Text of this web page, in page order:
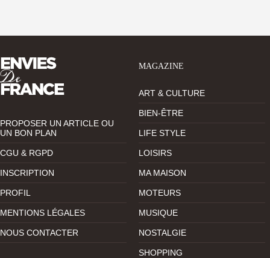
PROPOSER UN ARTICLE OU
UN BON PLAN
CGU & RGPD
INSCRIPTION
PROFIL
MENTIONS LÉGALES
NOUS CONTACTER
MAGAZINE
ART & CULTURE
BIEN-ÊTRE
LIFE STYLE
LOISIRS
MA MAISON
MOTEURS
MUSIQUE
NOSTALGIE
SHOPPING